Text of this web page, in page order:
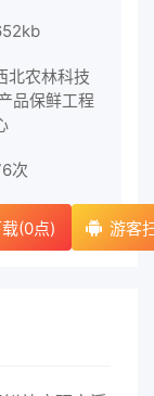
北农林科技
品保鲜工程
次
(0点) 游客